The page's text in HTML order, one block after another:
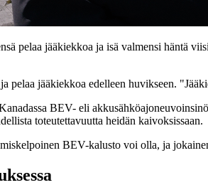
pelaa jääkiekkoa ja isä valmensi häntä
pelaa jääkiekkoa edelleen huvikseen.
BEV- eli
toteutettavuutta heidän kaivoksissaan.
BEV-kalusto voi olla, ja